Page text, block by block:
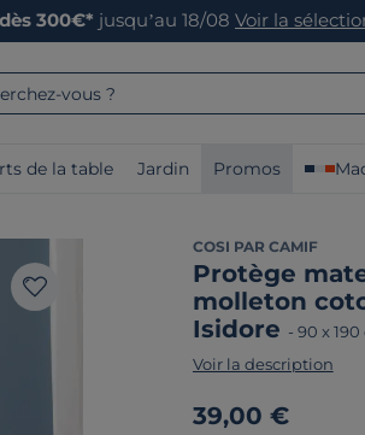
300€* jusqu’au 18/08 Voir la
vous ?
de la table Jardin Promos
COSI PAR CAMIF
Protège
molleton
Isidore - 90 x 190
Voir la description
39,00 €